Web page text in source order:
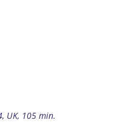
UK, 105 min.